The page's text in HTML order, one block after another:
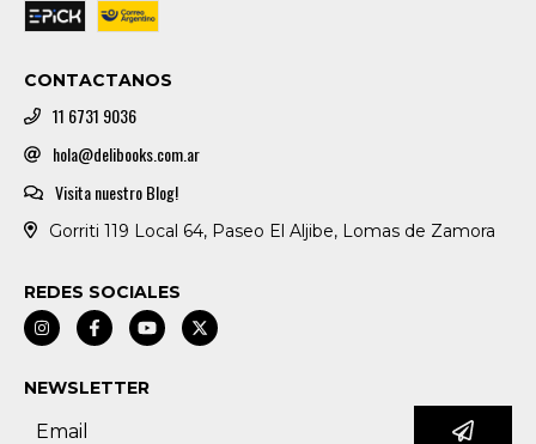
CONTACTANOS
11 6731 9036
hola@delibooks.com.ar
Visita nuestro Blog!
Gorriti 119 Local 64, Paseo El Aljibe, Lomas de Zamora
REDES SOCIALES
NEWSLETTER